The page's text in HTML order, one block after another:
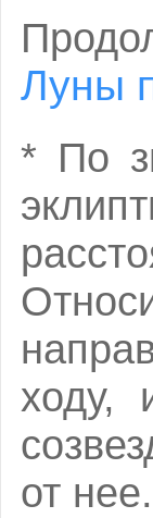
Луны
* По
ходу,
от нее.